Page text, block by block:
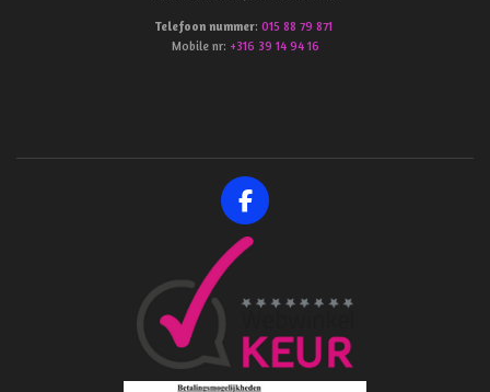
Telefoon nummer: 015 88 79 871
Mobile nr: +316 39 14 94 16
F
a
c
b
o
k